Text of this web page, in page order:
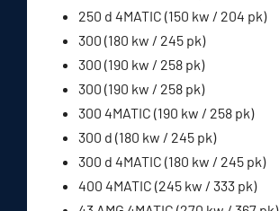
250 d 4MATIC (150 kw / 204 pk)
300 (180 kw / 245 pk)
300 (190 kw / 258 pk)
300 (190 kw / 258 pk)
300 4MATIC (190 kw / 258 pk)
300 d (180 kw / 245 pk)
300 d 4MATIC (180 kw / 245 pk)
400 4MATIC (245 kw / 333 pk)